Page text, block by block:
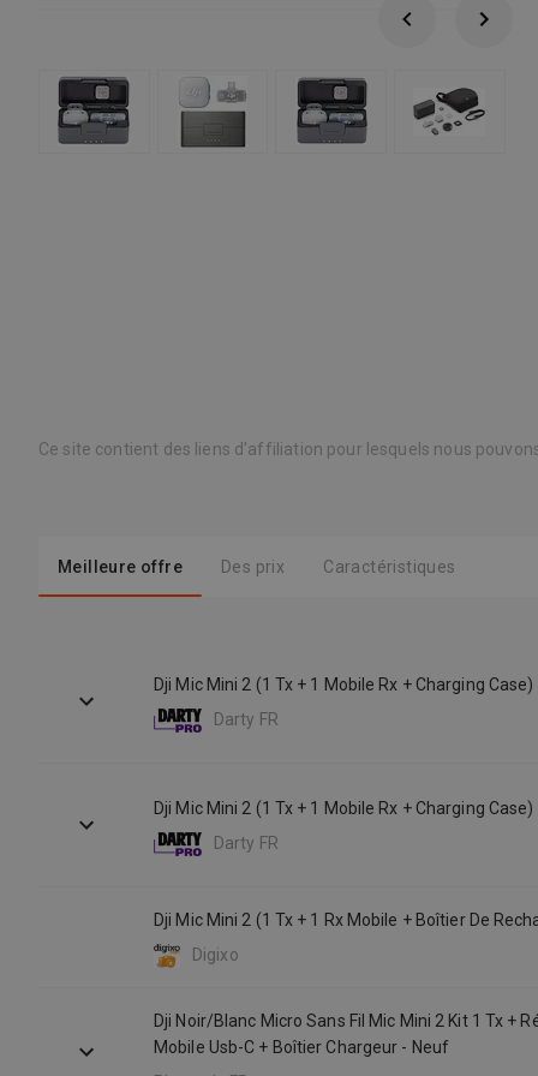
Ce site contient des liens d'affiliation pour lesquels nous
Meilleure offre Des prix Caractéristiques
Dji Mic Mini 2 (1 Tx + 1 Mobile Rx + Charging Case)
Darty FR
Dji Mic Mini 2 (1 Tx + 1 Mobile Rx + Charging Case)
Darty FR
Dji Mic Mini 2 (1 Tx + 1 Rx Mobile + Boîtier De
Digixo
Dji Noir/Blanc Micro Sans Fil Mic Mini 2 Kit 1 Tx +
Mobile Usb-C + Boîtier Chargeur - Neuf